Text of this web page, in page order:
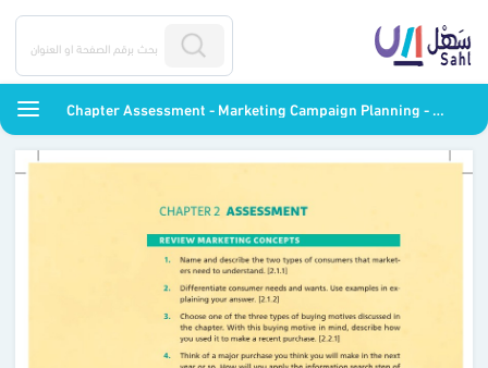
Chapter Assessment - Marketing Campaign Planning - ثالث ثانوي